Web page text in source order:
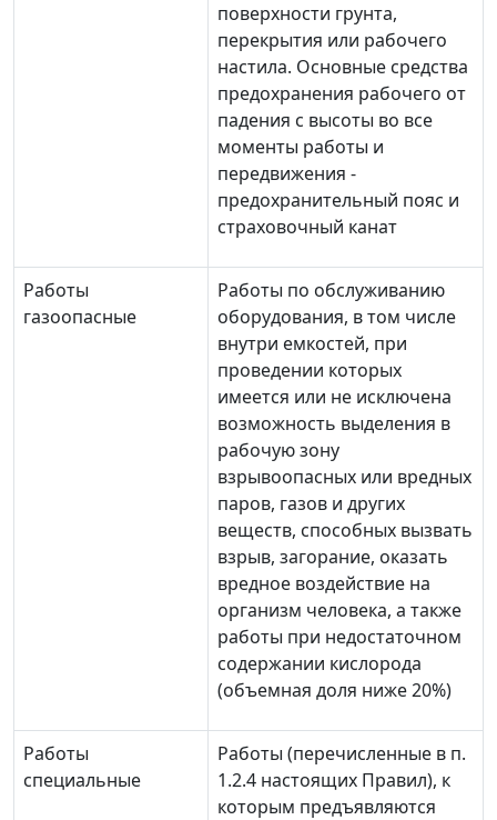
поверхности грунта,
перекрытия или рабочего
настила. Основные средства
предохранения рабочего от
падения с высоты во все
моменты работы и
передвижения -
предохранительный пояс и
страховочный канат
Работы
газоопасные
Работы по обслуживанию
оборудования, в том числе
внутри емкостей, при
проведении которых
имеется или не исключена
возможность выделения в
рабочую зону
взрывоопасных или вредных
паров, газов и других
веществ, способных вызвать
взрыв, загорание, оказать
вредное воздействие на
организм человека, а также
работы при недостаточном
содержании кислорода
(объемная доля ниже 20%)
Работы
специальные
Работы (перечисленные в п.
1.2.4 настоящих Правил), к
которым предъявляются